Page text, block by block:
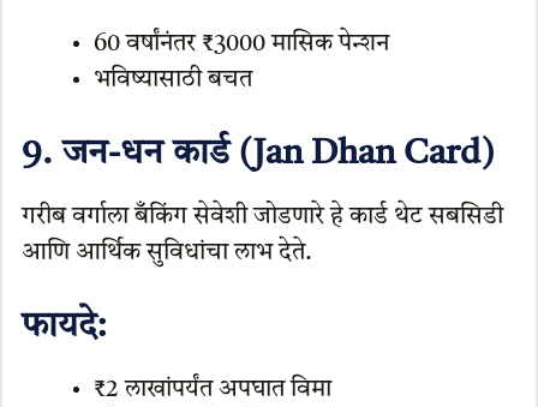
60 वर्षांनंतर ₹3000 मासिक पेन्शन
भविष्यासाठी बचत
9. जन-धन कार्ड (Jan Dhan Card)
गरीब वर्गाला बँकिंग सेवेशी जोडणारे हे कार्ड थेट सबसिडी
आणि आर्थिक सुविधांचा लाभ देते.
फायदे:
₹2 लाखांपर्यंत अपघात विमा